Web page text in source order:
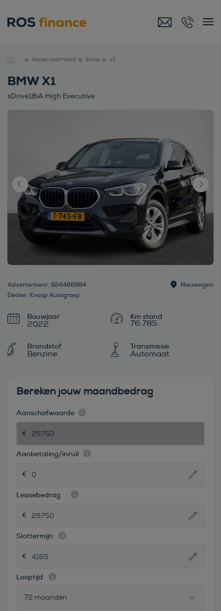
lease voorraad bmw x1
BMW X1
sDrive18iA High Executive
Advertentienr: 924466984
Dealer: Knoop Autogroep
Nieuwegein
Bouwjaar
2022 76.785
Brandstof
Benzine
Transmissie
Automaat
Bereken jouw maandbedrag
Aanschafwaarde
Aanbetaling/inruil
Leasebedrag
Slottermijn
Looptijd
72 maanden